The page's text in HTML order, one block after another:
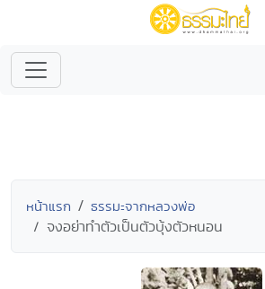
หน้าแรก ธรรมะจากหลวงพ่อ
จงอย่าทำตัวเป็นตัวบุ้งตัวหนอน